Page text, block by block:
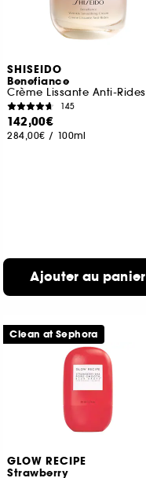
SHISEIDO
Benefiance
Crème Lissante Anti-Rides
145
142,00€
284,00€ / 100ml
Ajouter au panier
GLOW RECIPE
Strawberry
Clean at Sephora